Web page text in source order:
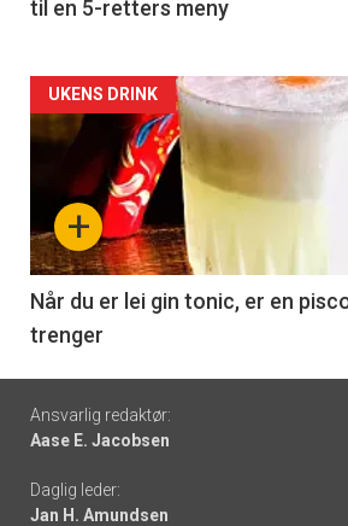
til en 5-retters meny
Forsiden
akkurat
nå
-
6
+
UKENS DRINK
Når du er lei gin tonic, er en
trenger
Footer
-
links
Ansvarlig redaktør:
Aase E. Jacobsen
Daglig leder:
Jan H. Amundsen